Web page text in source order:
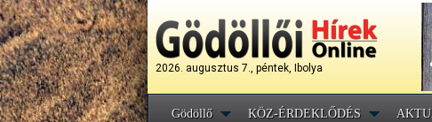
2026. augusztus 7., péntek, Ibolya
Gödöllő KÖZ-ÉRDEKLŐDÉS